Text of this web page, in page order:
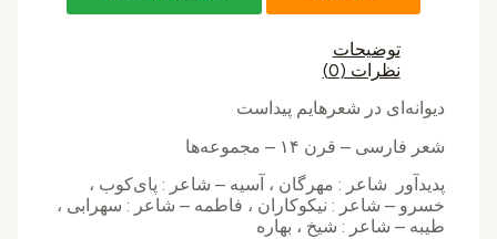
توضیحات
نظرات (0)
دیوانه‌ای در شعرهایم پیداست
شعر فارسی – قرن ۱۴ – مجموعه‌ها
پدیدآور شاعر : مهرگان ، آسیه – شاعر : پای‌کوب ،
خسرو – شاعر : نیکوکاران ، فاطمه – شاعر : سهرابی ،
طیبه – شاعر : شیخ ، بهاره